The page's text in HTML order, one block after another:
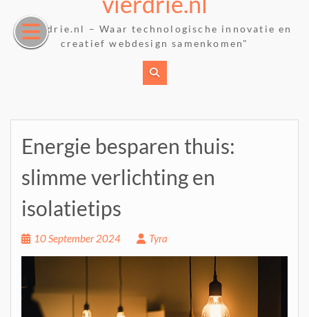
content
"Vierdrie.nl – Waar technologische innovatie en
creatief webdesign samenkomen"
Energie besparen thuis:
slimme verlichting en
isolatietips
10 September 2024 Tyra